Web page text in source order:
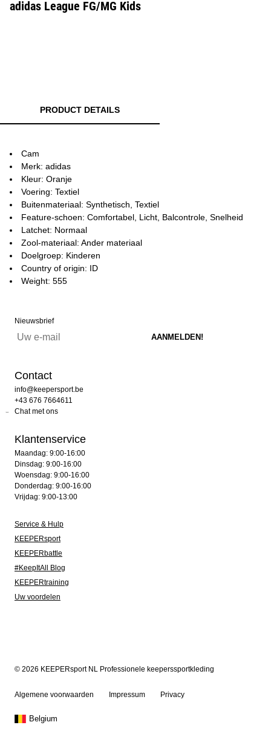
adidas League FG/MG Kids
PRODUCT DETAILS
Cam
Merk: adidas
Kleur: Oranje
Voering: Textiel
Buitenmateriaal: Synthetisch, Textiel
Feature-schoen: Comfortabel, Licht, Balcontrole, Snelheid
Latchet: Normaal
Zool-materiaal: Ander materiaal
Doelgroep: Kinderen
Country of origin: ID
Weight: 555
Nieuwsbrief
Contact
info@keepersport.be
+43 676 7664611
Chat met ons
Klantenservice
Maandag: 9:00-16:00
Dinsdag: 9:00-16:00
Woensdag: 9:00-16:00
Donderdag: 9:00-16:00
Vrijdag: 9:00-13:00
Service & Hulp
KEEPERsport
KEEPERbattle
#KeepItAll Blog
KEEPERtraining
Uw voordelen
© 2026 KEEPERsport NL Professionele keeperssportkleding
Algemene voorwaarden Impressum Privacy
Belgium